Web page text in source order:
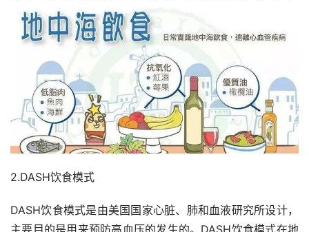
2.DASH饮食模式
DASH饮食模式是由美国国家心脏、肺和血液研究所设计，
主要目的是用来预防高血压的发生的。DASH饮食模式在地